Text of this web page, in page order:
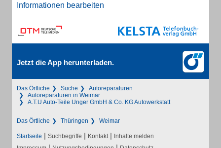
Informationen bearbeiten
Jetzt die App herunterladen.
Das Örtliche Suche
Autoreparaturen
Autoreparaturen in Weimar
A.T.U Auto-Teile Unger GmbH & Co. KG Autowerkstatt
Das Örtliche Thüringen Weimar
Startseite | Suchbegriffe | Kontakt | Inhalte melden